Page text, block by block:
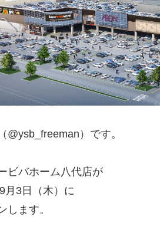
@ysb_freeman）です。
ビバホーム八代店が
月3日（木）に
します。